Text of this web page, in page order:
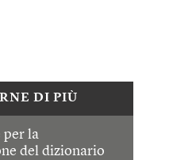
DI PIÙ
per la
del dizionario